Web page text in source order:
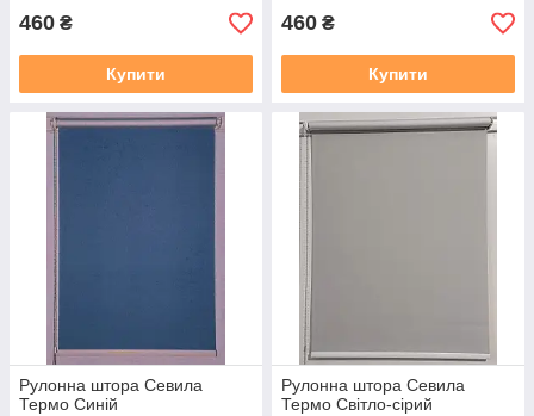
460 ₴
Купити
460 ₴
Купити
Рулонна штора Севила
Термо Синій
Рулонна штора Севила
Термо Світло-сірий